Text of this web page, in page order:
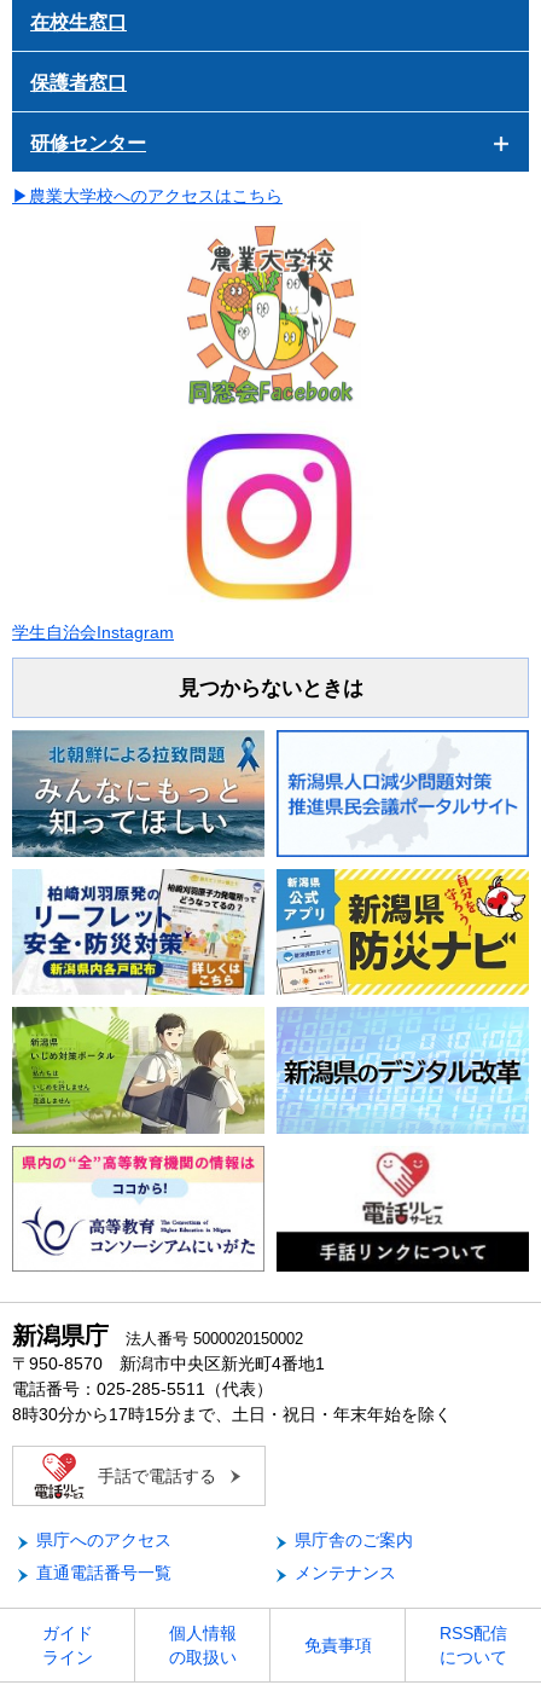
在校生窓口
保護者窓口
研修センター
▶ 農業大学校へのアクセスはこちら
学生自治会Instagram
見つからないときは
新潟県庁 法人番号 5000020150002
〒950-8570 新潟市中央区新光町4番地1
電話番号：025-285-5511（代表）
8時30分から17時15分まで、土日・祝日・年末年始を除く
手話で電話する
県庁へのアクセス
県庁舎のご案内
直通電話番号一覧
メンテナンス
ガイド
ライン
個人情報
の取扱い
免責事項
RSS配信
について